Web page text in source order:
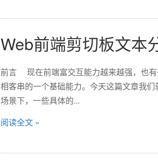
Web前端剪切板文本
前言 现在前端富交互能力越来越强，也有
相客串的一个基础能力。今天这篇文章我
场景下，一些具体的...
阅读全文 »